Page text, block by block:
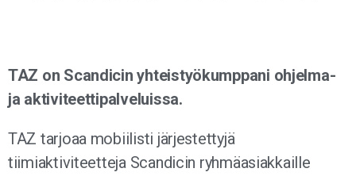
TAZ on Scandicin yhteistyökumppani ohjelma-
ja aktiviteettipalveluissa.
TAZ tarjoaa mobiilisti järjestettyjä
tiimiaktiviteetteja Scandicin ryhmäasiakkaille